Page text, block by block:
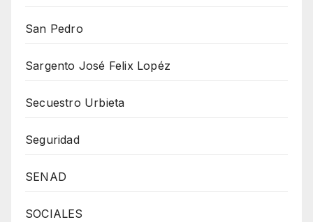
San Pedro
Sargento José Felix Lopéz
Secuestro Urbieta
Seguridad
SENAD
SOCIALES